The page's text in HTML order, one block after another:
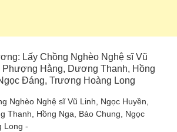
Lấy Chồng Nghèo Nghệ sĩ Vũ
Phượng Hằng, Dương Thanh, Hồng
Đáng, Trương Hoàng Long
Nghèo Nghệ sĩ Vũ Linh, Ngọc Huyền,
Thanh, Hồng Nga, Bảo Chung, Ngọc
Long -